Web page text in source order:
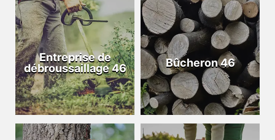
Entreprise de
débroussaillage 46
Bûcheron 46